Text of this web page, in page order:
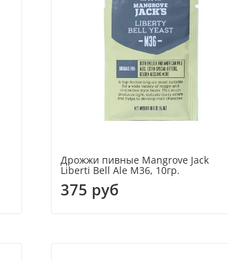
Дрожжи пивные Mangrove Jack
Liberti Bell Ale M36, 10гр.
375 руб